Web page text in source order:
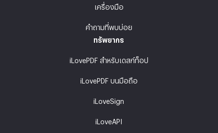
เครื่องมือ
คำถามที่พบบ่อย
ทรัพยากร
iLovePDF สำหรับเดสก์ท็อป
iLovePDF บนมือถือ
iLoveSign
iLoveAPI